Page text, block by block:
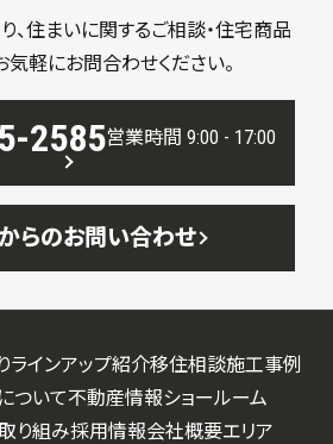
、住まいに関するご相談・住宅商品
気軽にお問合わせください。
2585営業時間 9:00 - 17:00
らのお問い合わせ
ラインアップ紹介移住相談施工事例
ついて不動産情報ショールーム
り組み採用情報会社概要エリア